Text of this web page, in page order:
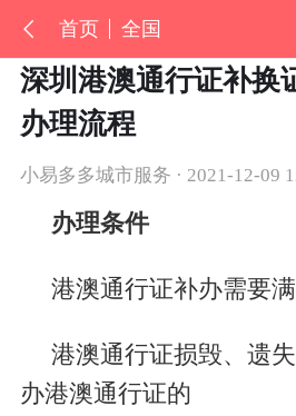
首页 全国
深圳港澳通行证补换
办理流程
小易多多城市服务 · 2021-12-09
办理条件
港澳通行证补办需要
港澳通行证损毁、遗
办港澳通行证的